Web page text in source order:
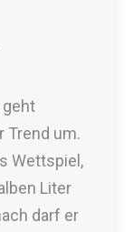
geht
Trend um.
Wettspiel,
Liter
darf er